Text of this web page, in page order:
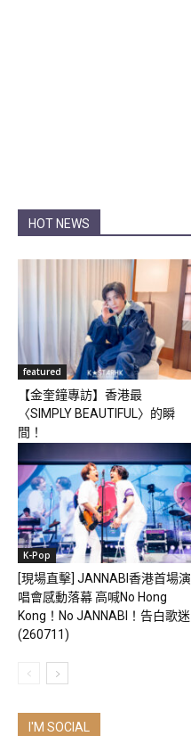
HOT NEWS
featured
【金奎鐘專訪】香港最
〈SIMPLY BEAUTIFUL〉的瞬
間！
K-Pop
[現場直擊] JANNABI香港首場演
唱會感動落幕 高喊No Hong
Kong！No JANNABI！告白歌迷
(260711)
I'M SOCIAL